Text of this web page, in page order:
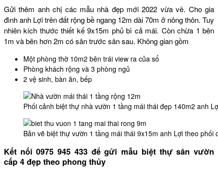
Gửi thêm anh chị các mẫu nhà đẹp mới 2022 vừa vẽ. Cho gia
đình anh Lợi trên đất rộng bề ngang 12m dài 70m ở nông thôn. Tuy
nhiên kích thước thiết kế 9x15m phủ bì cả mái. Còn chừa 1 bên
1m và bên hơn 2m có sân trước sân sau. Không gian gồm
Một phòng thờ 10m2 bên trái view ra của sổ
Phòng khách rộng và 3 phòng ngủ
2 vệ sinh, bàn ăn, bếp
Phối cảnh biệt thự nhà vườn 1 tầng mái thái đẹp 140m2 anh
Bản vẽ biệt thự vườn 1 tầng mái thái 9x15m anh Lợi theo phối
Kết nối 0975 945 433 để gửi mẫu biệt thự sân vườn
cấp 4 đẹp theo phong thủy